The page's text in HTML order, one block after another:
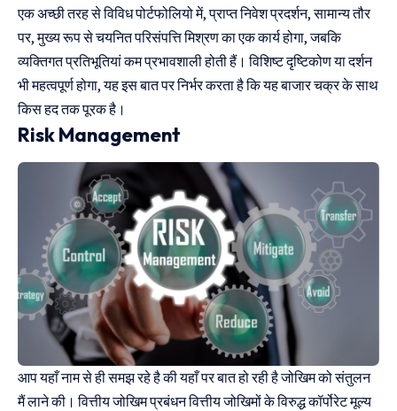
एक अच्छी तरह से विविध पोर्टफोलियो में, प्राप्त निवेश प्रदर्शन, सामान्य तौर
पर, मुख्य रूप से चयनित परिसंपत्ति मिश्रण का एक कार्य होगा, जबकि
व्यक्तिगत प्रतिभूतियां कम प्रभावशाली होती हैं। विशिष्ट दृष्टिकोण या दर्शन
भी महत्वपूर्ण होगा, यह इस बात पर निर्भर करता है कि यह बाजार चक्र के साथ
किस हद तक पूरक है।
Risk Management
आप यहाँ नाम से ही समझ रहे है की यहाँ पर बात हो रही है जोखिम को संतुलन
मैं लाने की। वित्तीय जोखिम प्रबंधन वित्तीय जोखिमों के विरुद्ध कॉर्पोरेट मूल्य